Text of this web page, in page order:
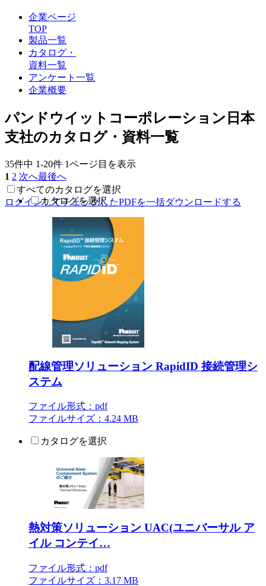
企業ページ
TOP
製品一覧
カタログ・
資料一覧
アンケート一覧
企業概要
パンドウイットコーポレーション日本
支社のカタログ・資料一覧
35件中 1-20件 1ページ目を表示
1 2 次へ最後へ
すべてのカタログを選択
ログインしてチェックしたPDFを一括ダウンロードする
カタログを選択
配線管理ソリューション RapidID 接続管理シ
ステム
ファイル形式：pdf
ファイルサイズ：4.24 MB
カタログを選択
熱対策ソリューション UAC(ユニバーサル ア
イル コンテイ…
ファイル形式：pdf
ファイルサイズ：3.17 MB